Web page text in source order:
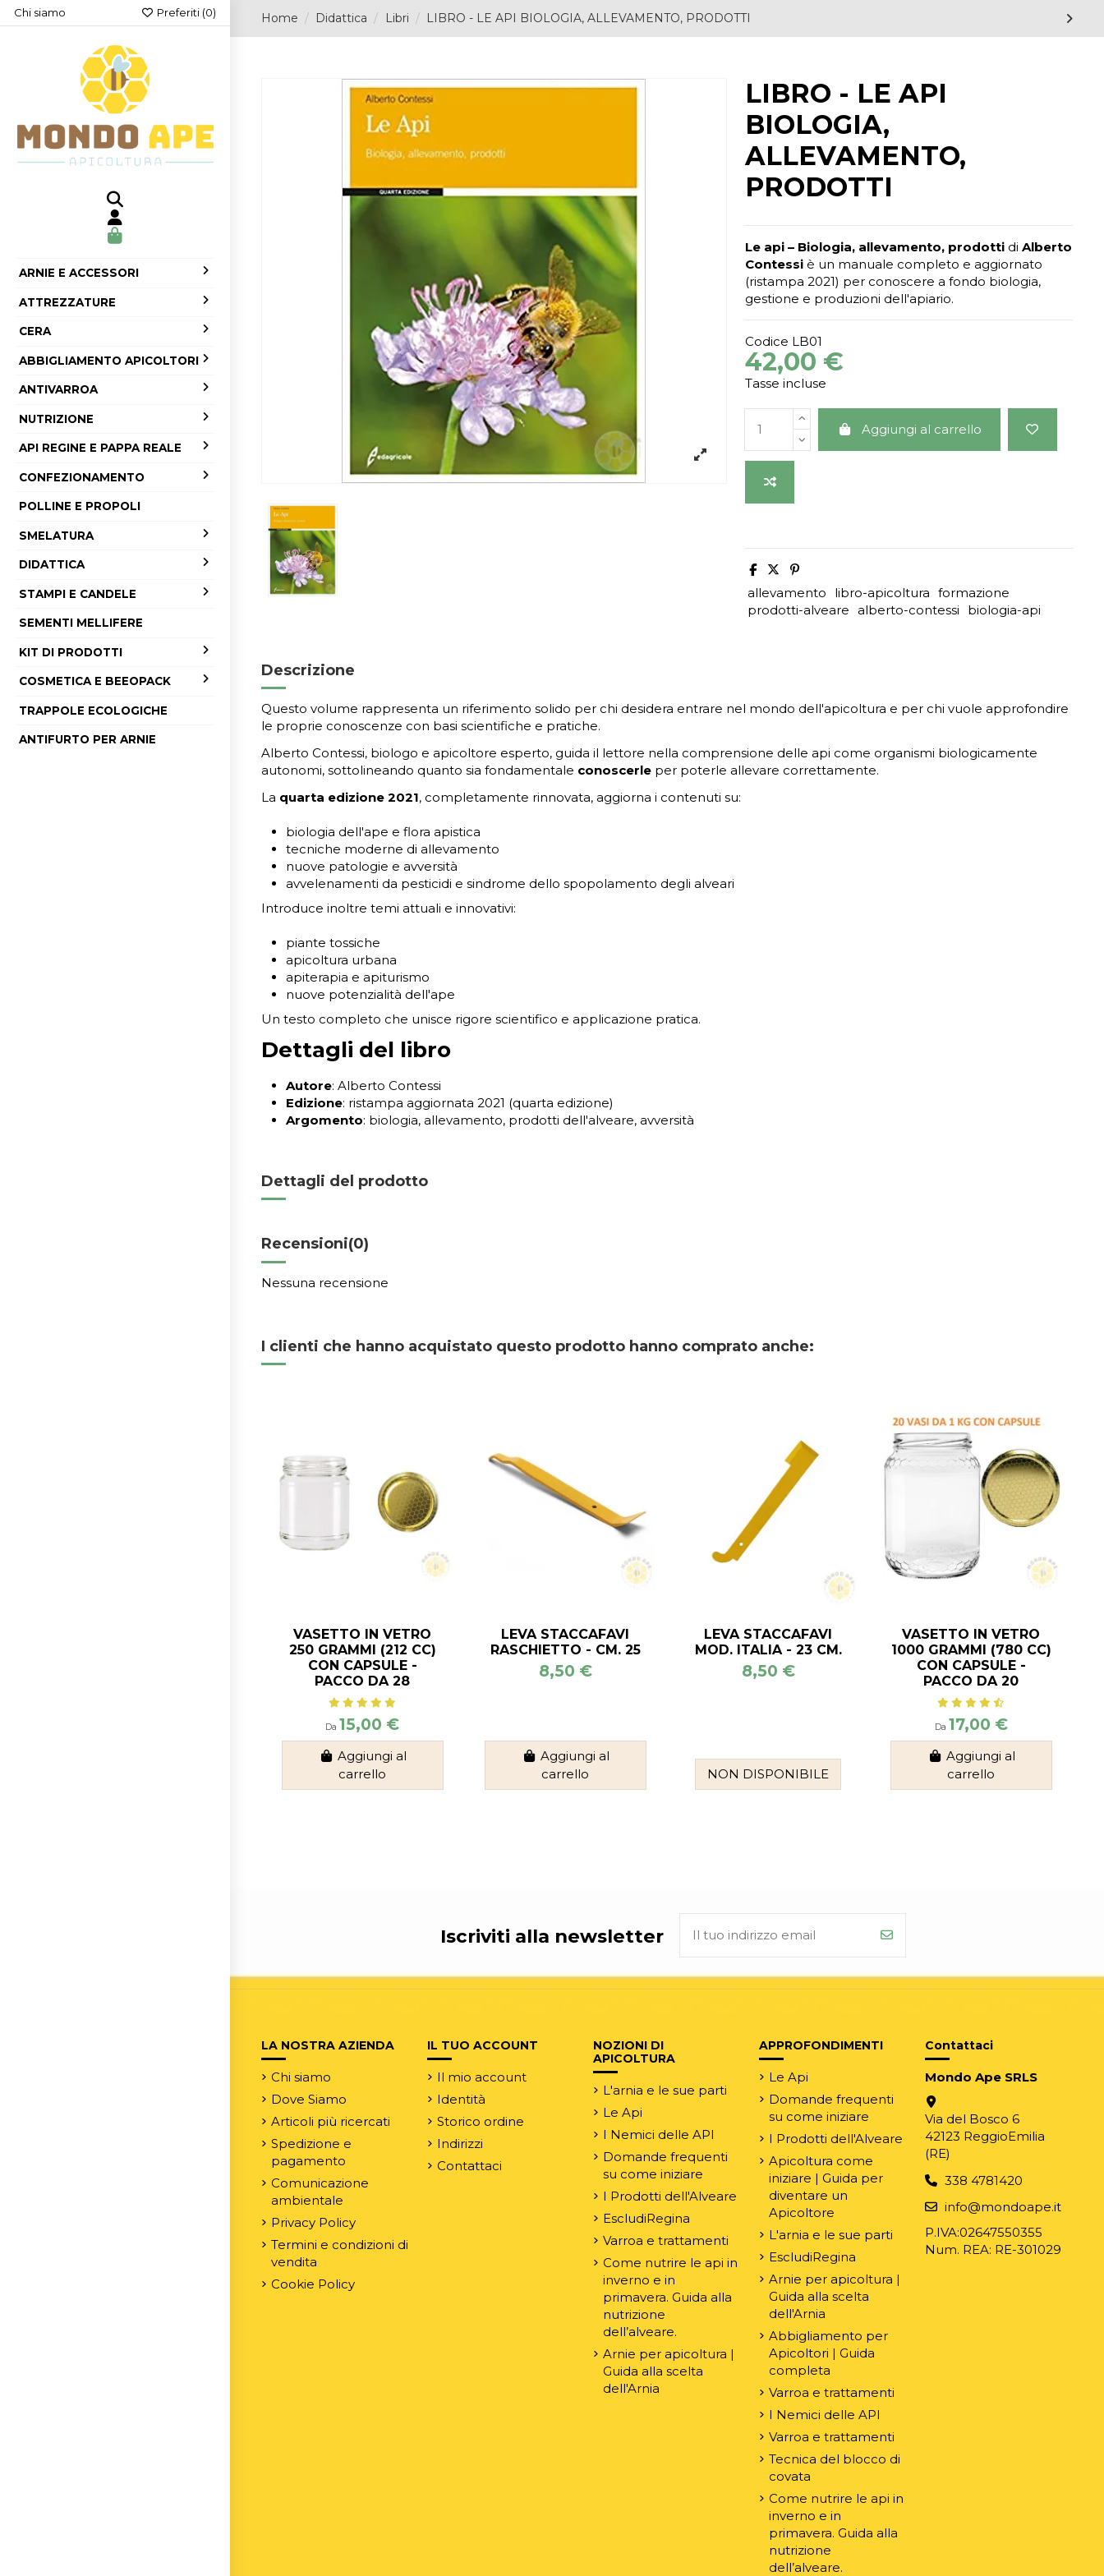
Chi siamo Preferiti (0)
ARNIE E ACCESSORI
ATTREZZATURE
CERA
ABBIGLIAMENTO APICOLTORI
ANTIVARROA
NUTRIZIONE
API REGINE E PAPPA REALE
CONFEZIONAMENTO
POLLINE E PROPOLI
SMELATURA
DIDATTICA
STAMPI E CANDELE
SEMENTI MELLIFERE
KIT DI PRODOTTI
COSMETICA E BEEOPACK
TRAPPOLE ECOLOGICHE
ANTIFURTO PER ARNIE
Home Didattica Libri LIBRO - LE API BIOLOGIA, ALLEVAMENTO, PRODOTTI
LIBRO - LE API
BIOLOGIA,
ALLEVAMENTO,
PRODOTTI
Le api – Biologia, allevamento, prodotti diAlberto
Contessi è un manuale completo e aggiornato
(ristampa 2021) per conoscere a fondo biologia,
gestione e produzioni dell'apiario.
Codice LB01
42,00 €
Tasse incluse
Aggiungi al carrello
allevamento libro-apicoltura
formazione
prodotti-alveare
alberto-contessi biologia-api
Descrizione
Questo volume rappresenta un riferimento solido per chi desidera entrare nel mondo dell'apicoltura e per chi vuole approfondire
le proprie conoscenze con basi scientifiche e pratiche.
Alberto Contessi, biologo e apicoltore esperto, guida il lettore nella comprensione delle api come organismi biologicamente
autonomi, sottolineando quanto sia fondamentale conoscerleper poterle allevare correttamente.
La quarta edizione 2021, completamente rinnovata, aggiorna i contenuti su:
biologia dell'ape e flora apistica
tecniche moderne di allevamento
nuove patologie e avversità
avvelenamenti da pesticidi e sindrome dello spopolamento degli alveari
Introduce inoltre temi attuali e innovativi:
piante tossiche
apicoltura urbana
apiterapia e apiturismo
nuove potenzialità dell'ape
Un testo completo che unisce rigore scientifico e applicazione pratica.
Dettagli del libro
Autore: Alberto Contessi
Edizione: ristampa aggiornata 2021 (quarta edizione)
Argomento: biologia, allevamento, prodotti dell'alveare, avversità
Dettagli del prodotto
Recensioni(0)
Nessuna recensione
I clienti che hanno acquistato questo prodotto hanno comprato anche:
VASETTO IN VETRO
250 GRAMMI (212 CC)
CON CAPSULE -
PACCO DA 28
Da 15,00 €
Aggiungi al
carrello
LEVA STACCAFAVI
RASCHIETTO - CM. 25
8,50 €
Aggiungi al
carrello
LEVA STACCAFAVI
MOD. ITALIA - 23 CM.
8,50 €
NON DISPONIBILE
VASETTO IN VETRO
1000 GRAMMI (780 CC)
CON CAPSULE -
PACCO DA 20
Da 17,00 €
Aggiungi al
carrello
Iscriviti alla newsletter
LA NOSTRA AZIENDA
Chi siamo
Dove Siamo
Articoli più ricercati
Spedizione e
pagamento
Comunicazione
ambientale
Privacy Policy
Termini e condizioni di
vendita
Cookie Policy
IL TUO ACCOUNT
Il mio account
Identità
Storico ordine
Indirizzi
Contattaci
NOZIONI DI
APICOLTURA
L'arnia e le sue parti
Le Api
I Nemici delle API
Domande frequenti
su come iniziare
I Prodotti dell'Alveare
EscludiRegina
Varroa e trattamenti
Come nutrire le api in
inverno e in
primavera. Guida alla
nutrizione
dell’alveare.
Arnie per apicoltura |
Guida alla scelta
dell'Arnia
APPROFONDIMENTI
Le Api
Domande frequenti
su come iniziare
I Prodotti dell'Alveare
Apicoltura come
iniziare | Guida per
diventare un
Apicoltore
L'arnia e le sue parti
EscludiRegina
Arnie per apicoltura |
Guida alla scelta
dell'Arnia
Abbigliamento per
Apicoltori | Guida
completa
Varroa e trattamenti
I Nemici delle API
Varroa e trattamenti
Tecnica del blocco di
covata
Come nutrire le api in
inverno e in
primavera. Guida alla
nutrizione
dell’alveare.
Contattaci
Mondo Ape SRLS
Via del Bosco 6
42123 ReggioEmilia
(RE)
338 4781420
info@mondoape.it
P.IVA:02647550355
Num. REA: RE-301029